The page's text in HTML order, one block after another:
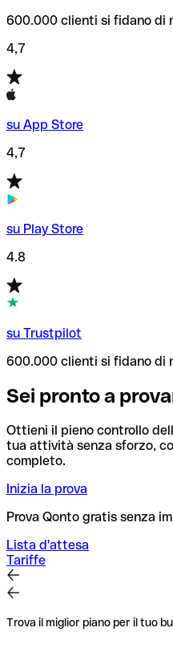
600.000 clienti si fidano di
4,7
su App Store
4,7
su Play Store
4.8
su Trustpilot
600.000 clienti si fidano di
Sei pronto a
Ottieni il pieno controllo
tua attività senza sforzo,
completo.
Inizia la prova
Prova Qonto gratis senza
Lista d'attesa
Tariffe
Trova il miglior piano per il tuo